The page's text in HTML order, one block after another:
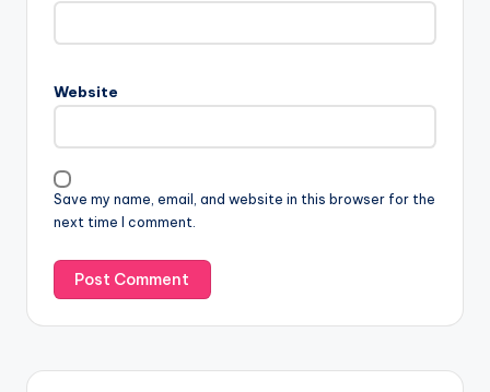
Website
Save my name, email, and website in this browser for the
next time I comment.